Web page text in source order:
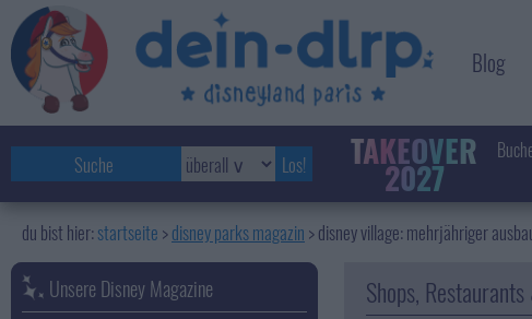
Blog
TAKEOVER
2027
startseite disney parks magazin >disney village: mehrjähriger
Shops,
Unsere Disney Magazine